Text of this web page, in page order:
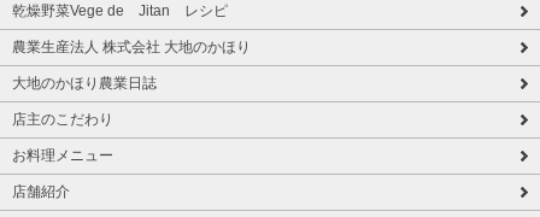
乾燥野菜Vege de Jitan レシピ
農業生産法人 株式会社 大地のかほり
大地のかほり農業日誌
店主のこだわり
お料理メニュー
店舗紹介